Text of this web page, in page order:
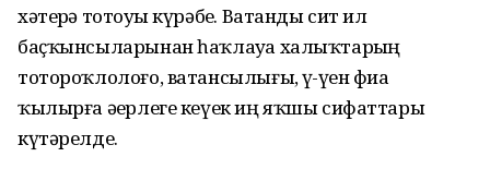
хәтерҙә тотоуҙы күрәбеҙ. Ватанды сит ил
баҫҡынсыларынан һаҡлауҙа халыҡтарҙың
тотороҡлолоғо, ватансылығы, үҙ-үҙен фиҙа
ҡылырға әҙерлеге кеүек иң яҡшы сифаттары
күтәрелде.